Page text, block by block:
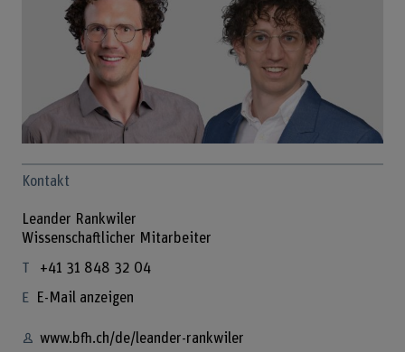
Kontakt
Leander Rankwiler
Wissenschaftlicher Mitarbeiter
+41 31 848 32 04
E-Mail anzeigen
www.bfh.ch/de/leander-rankwiler